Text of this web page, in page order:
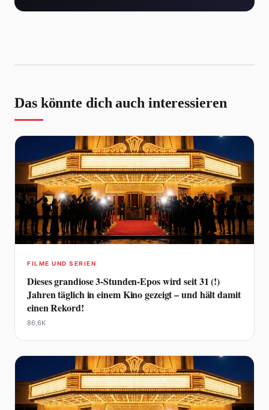
Das könnte dich auch interessieren
FILME UND SERIEN
Dieses grandiose 3-Stunden-Epos wird seit 31 (!)
Jahren täglich in einem Kino gezeigt – und hält damit
einen Rekord!
86,6K